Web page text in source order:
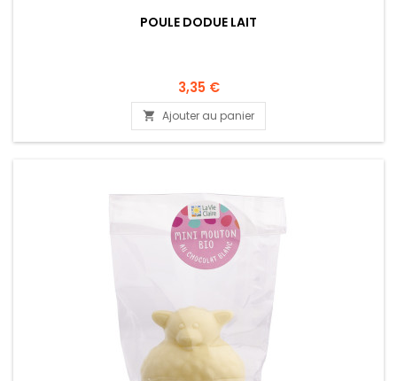
POULE DODUE LAIT
3,35 €
 Ajouter au panier